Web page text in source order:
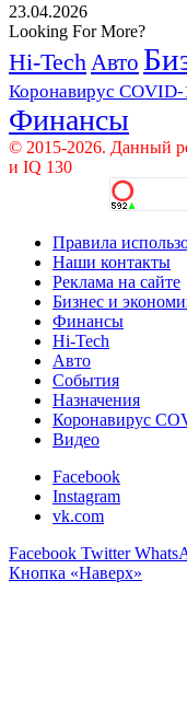
23.04.2026
Looking For More?
Hi-Tech Авто
Коронавирус COVID-
Финансы
© 2015-2026. Данный
и IQ 130
Правила
Наши контакты
Реклама на сайте
Бизнес и
Финансы
Hi-Tech
Авто
События
Назначения
Коронавирус
Видео
Facebook
Instagram
vk.com
Facebook Twitter
Кнопка «Наверх»